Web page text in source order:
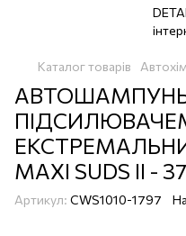
Каталог товарів
АВТОШАМПУНЬ
MAXI SUDS II -
Артикул: CWS1010-1797